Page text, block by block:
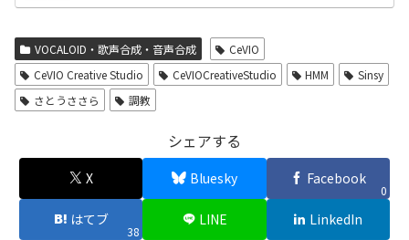
VOCALOID・歌声合成・音声合成
CeVIO
CeVIO Creative Studio
CeVIOCreativeStudio HMM
Sinsy
さとうささら
調教
シェアする
X Bluesky Facebook
0
はてブ
38
LINE LinkedIn